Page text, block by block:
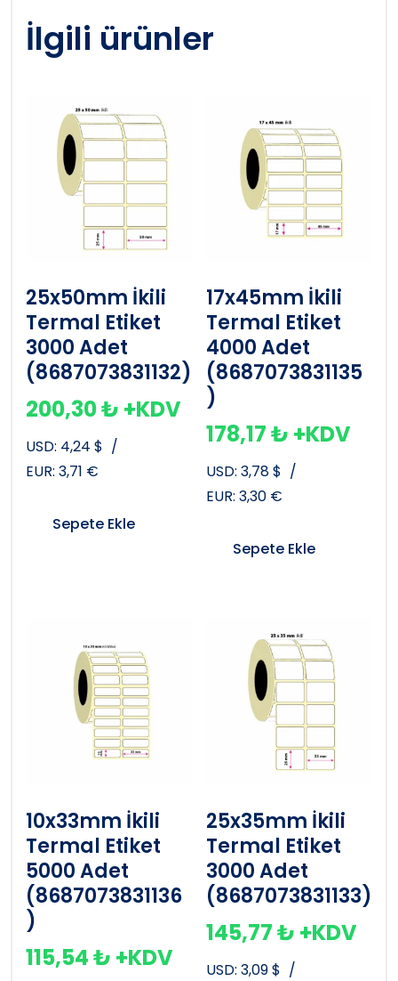
İlgili ürünler
25x50mm İkili
Termal Etiket
3000 Adet
(8687073831132)
200,30₺ +KDV
USD: 4,24 $ /
EUR: 3,71 €
Sepete Ekle
17x45mm İkili
Termal Etiket
4000 Adet
(8687073831135
)
178,17₺ +KDV
USD: 3,78$ /
EUR: 3,30 €
Sepete Ekle
10x33mm İkili
Termal Etiket
5000 Adet
(8687073831136
)
115,54₺ +KDV
25x35mm İkili
Termal Etiket
3000 Adet
(8687073831133)
145,77₺ +KDV
USD: 3,09$ /